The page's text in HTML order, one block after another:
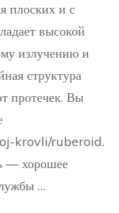
кровли
плоских и с
высокой
излучению и
структура
протечек. Вы
krovli/ruberoid.
— хорошее
…